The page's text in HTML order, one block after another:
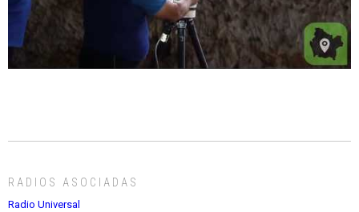
RADIOS ASOCIADAS
Radio Universal